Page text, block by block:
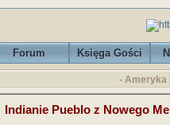
Forum Księga Gości
- Ameryka
Indianie Pueblo z Nowego